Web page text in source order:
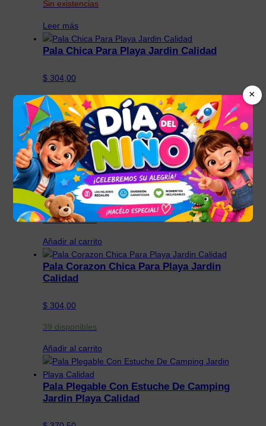
×
Sin existencias
Leer más
Pala Chica Para Playa Jardin Calidad
$ 304,00
22 disponibles
Añadir al carrito
Pala Con Pico Plegable Con Estuche De
Camping Jardin Playa
$370,50
36 disponibles
Añadir al carrito
Pala Corazon Chica Para Playa Jardin
Calidad
$ 304,00
39 disponibles
Añadir al carrito
Pala Plegable Con Estuche De Camping
Jardin Playa Calidad